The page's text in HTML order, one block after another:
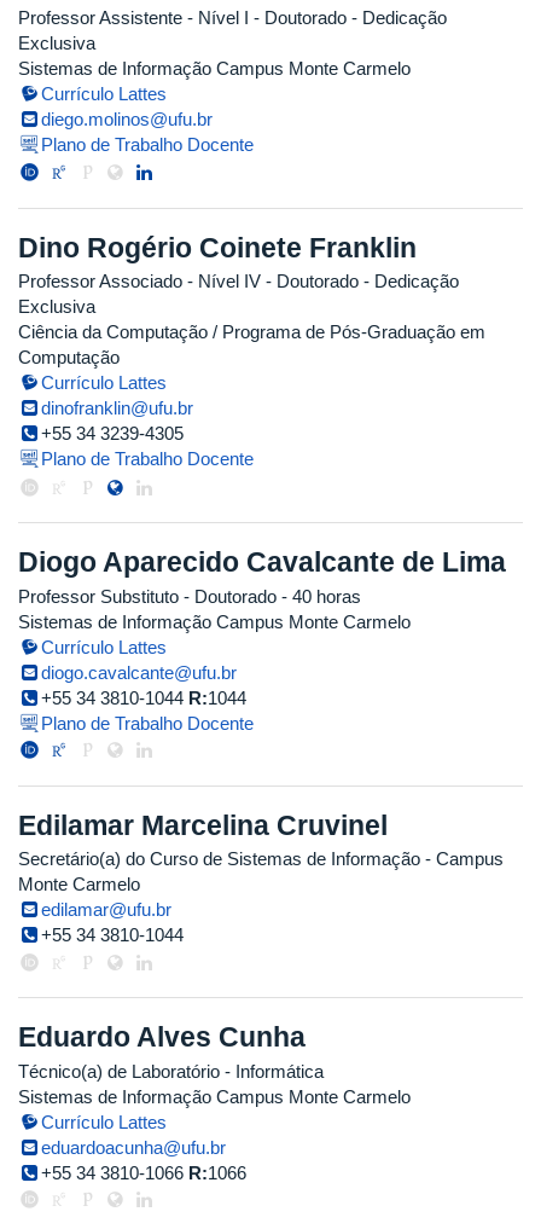
Professor Assistente - Nível I - Doutorado - Dedicação
Exclusiva
Sistemas de Informação Campus Monte Carmelo
Currículo Lattes
diego.molinos@ufu.br
Plano de Trabalho Docente
Dino Rogério Coinete Franklin
Professor Associado - Nível IV - Doutorado - Dedicação
Exclusiva
Ciência da Computação / Programa de Pós-Graduação em
Computação
Currículo Lattes
dinofranklin@ufu.br
+55 34 3239-4305
Plano de Trabalho Docente
Diogo Aparecido Cavalcante de Lima
Professor Substituto - Doutorado - 40 horas
Sistemas de Informação Campus Monte Carmelo
Currículo Lattes
diogo.cavalcante@ufu.br
+55 34 3810-1044 R:1044
Plano de Trabalho Docente
Edilamar Marcelina Cruvinel
Secretário(a) do Curso de Sistemas de Informação - Campus
Monte Carmelo
edilamar@ufu.br
+55 34 3810-1044
Eduardo Alves Cunha
Técnico(a) de Laboratório - Informática
Sistemas de Informação Campus Monte Carmelo
Currículo Lattes
eduardoacunha@ufu.br
+55 34 3810-1066 R:1066